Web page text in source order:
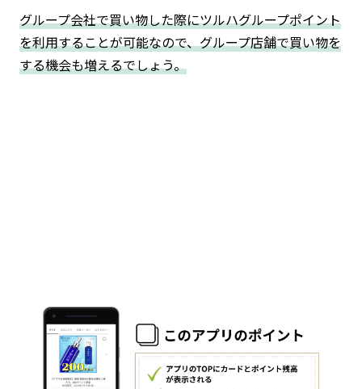
グループ会社で買い物した際にツルハグループポイント
を利用することが可能なので、グループ店舗で買い物を
する機会も増えるでしょう。